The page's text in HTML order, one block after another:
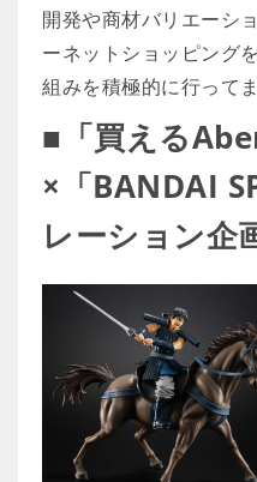
開発や商材バリエーシ
ーネットショッピング
組みを積極的に行って
■「買える
×「BANDAI
レーション